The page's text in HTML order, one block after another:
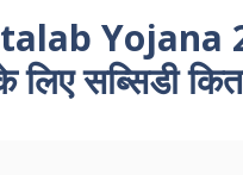
talab Yojana
लिए सब्सिडी